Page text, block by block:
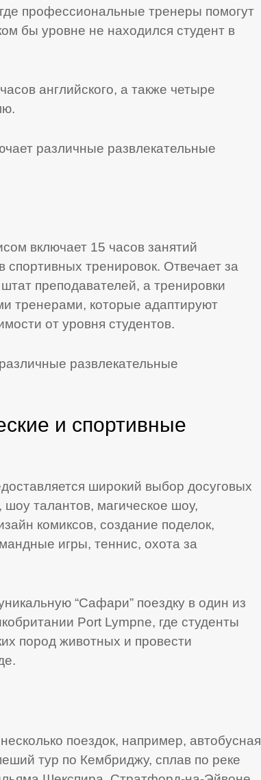
профессиональные тренеры помогут
бы уровне не находился студент в
английского, а также четыре
различные развлекательные
включает 15 часов занятий
спортивных тренировок. Отвечает за
преподавателей, а тренировки
тренерами, которые адаптируют
от уровня студентов.
развлекательные
и спортивные
широкий выбор досуговых
шоу талантов, магическое шоу,
комиксов, создание поделок,
игры, теннис, охота за
“Сафари” поездку в один из
Port Lympne, где студенты
пород животных и провести
поездок, например, автобусная
тур по Кембриджу, сплав по реке